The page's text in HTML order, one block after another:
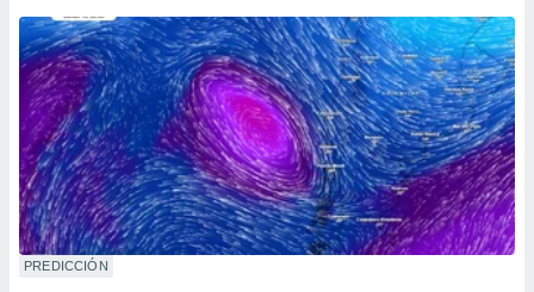
PREDICCIÓN